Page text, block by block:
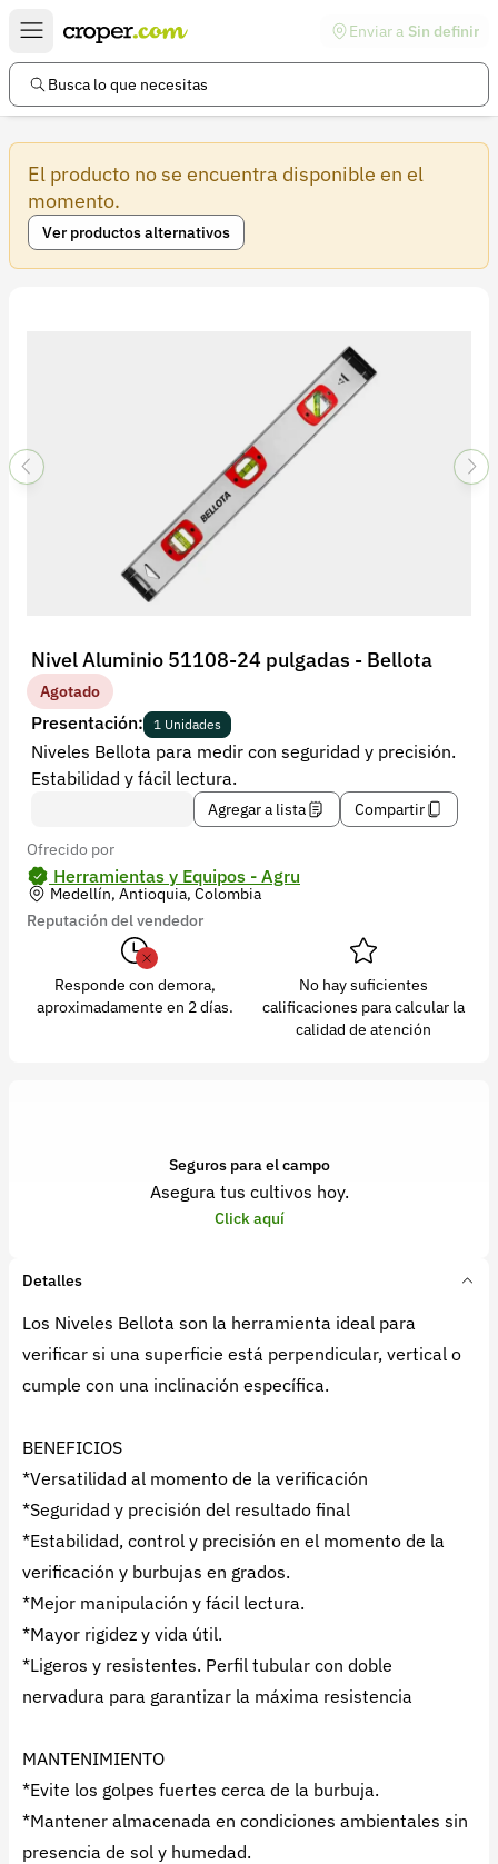
Enviar a Sin definir
Busca lo que necesitas
El producto no se encuentra disponible en el
momento.
Ver productos alternativos
Nivel Aluminio 51108-24 pulgadas - Bellota
Agotado
Presentación: 1 Unidades
Niveles Bellota para medir con seguridad y precisión.
Estabilidad y fácil lectura.
Agregar a lista
Compartir
Ofrecido por
Herramientas y Equipos - Agru
Medellín, Antioquia, Colombia
Reputación del vendedor
Responde con demora,
aproximadamente en 2 días.
No hay suficientes
calificaciones para calcular la
calidad de atención
Seguros para el campo
Asegura tus cultivos hoy.
Click aquí
Detalles
Los Niveles Bellota son la herramienta ideal para
verificar si una superficie está perpendicular, vertical o
cumple con una inclinación específica.
BENEFICIOS
*Versatilidad al momento de la verificación
*Seguridad y precisión del resultado final
*Estabilidad, control y precisión en el momento de la
verificación y burbujas en grados.
*Mejor manipulación y fácil lectura.
*Mayor rigidez y vida útil.
*Ligeros y resistentes. Perfil tubular con doble
nervadura para garantizar la máxima resistencia
MANTENIMIENTO
*Evite los golpes fuertes cerca de la burbuja.
*Mantener almacenada en condiciones ambientales sin
presencia de sol y humedad.
Enlaces de interés
Preguntas frecuentes
Ayuda
Información legal
Términos y condiciones
Registrarse
contacto@croper.com
© 2026 Croper.com Todos los derechos reservados
Versión 5.45.0
Síguenos